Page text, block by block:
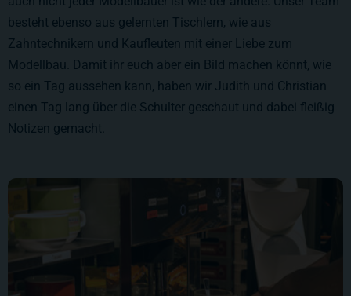
besteht ebenso aus gelernten Tischlern, wie aus
Zahntechnikern und Kaufleuten mit einer Liebe zum
Modellbau. Damit ihr euch aber ein Bild machen könnt, wie
so ein Tag aussehen kann, haben wir Judith und Christian
einen Tag lang über die Schulter geschaut und dabei fleißig
Notizen gemacht.